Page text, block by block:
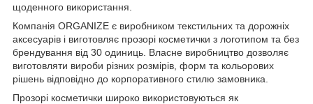
щоденного використання.
Компанія ORGANIZE є виробником текстильних та дорожніх
аксесуарів і виготовляє прозорі косметички з логотипом та без
брендування від 30 одиниць. Власне виробництво дозволяє
виготовляти вироби різних розмірів, форм та кольорових
рішень відповідно до корпоративного стилю замовника.
Прозорі косметички широко використовуються як